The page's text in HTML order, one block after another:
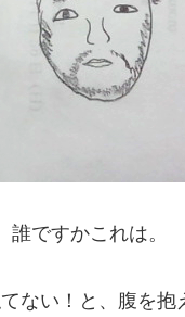
誰ですかこれは。
ない！と、腹を抱